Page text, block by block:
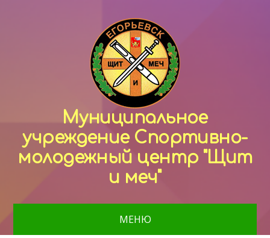
Муниципальное
учреждение Спортивно-
молодежный центр "Щит
и меч"
МЕНЮ